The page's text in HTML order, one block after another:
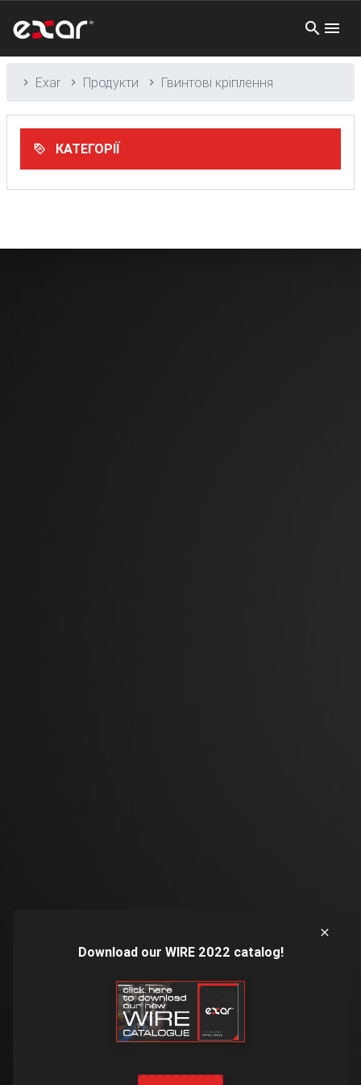
Exar Продукти Гвинтові кріплення
КАТЕГОРІЇ
Download our WIRE 2022 catalog!